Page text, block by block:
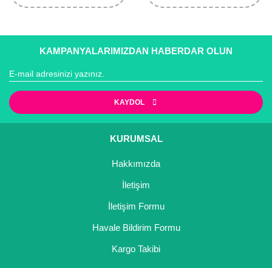
KAMPANYALARIMIZDAN HABERDAR OLUN
KAYDOL
KURUMSAL
Hakkımızda
İletişim
İletişim Formu
Havale Bildirim Formu
Kargo Takibi